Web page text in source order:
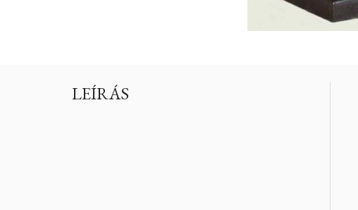
LEÍRÁS